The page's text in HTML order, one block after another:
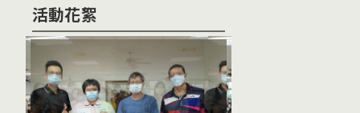
活動花絮